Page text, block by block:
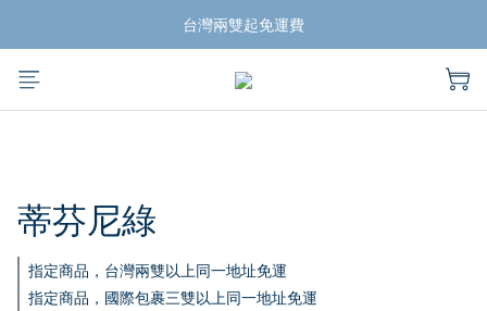
揪團買蛙鞋，折扣帶回家
台灣兩雙起免運費
揪團買蛙鞋，折扣帶回家
蒂芬尼綠
指定商品，台灣兩雙以上同一地址免運
指定商品，國際包裹三雙以上同一地址免運